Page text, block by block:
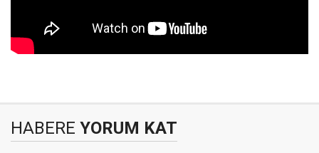
HABERE YORUM KAT